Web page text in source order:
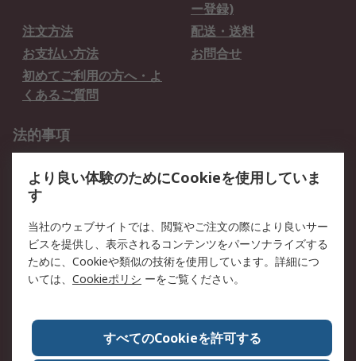
ー登録)
注文方法
配送・送料
お支払い方法
お問合せ
初めてご利用の方へ・よ
くあるご質問
法的事項
クッキーポリシー
RSについて
会社概要
採用情報
プレスリリース＆お知ら
コーポレートサイト
全世界のRS
RSの歴史
ESGへの取り組み（英語）
認証について
より良い体験のためにCookieを使用していま
す
当社のウェブサイトでは、閲覧やご注文の際により良いサー
ビスを提供し、表示されるコンテンツをパーソナライズする
ために、Cookieや類似の技術を使用しています。詳細につ
いては、 Cookieポリシ ーをご覧ください。
すべてのCookieを許可する